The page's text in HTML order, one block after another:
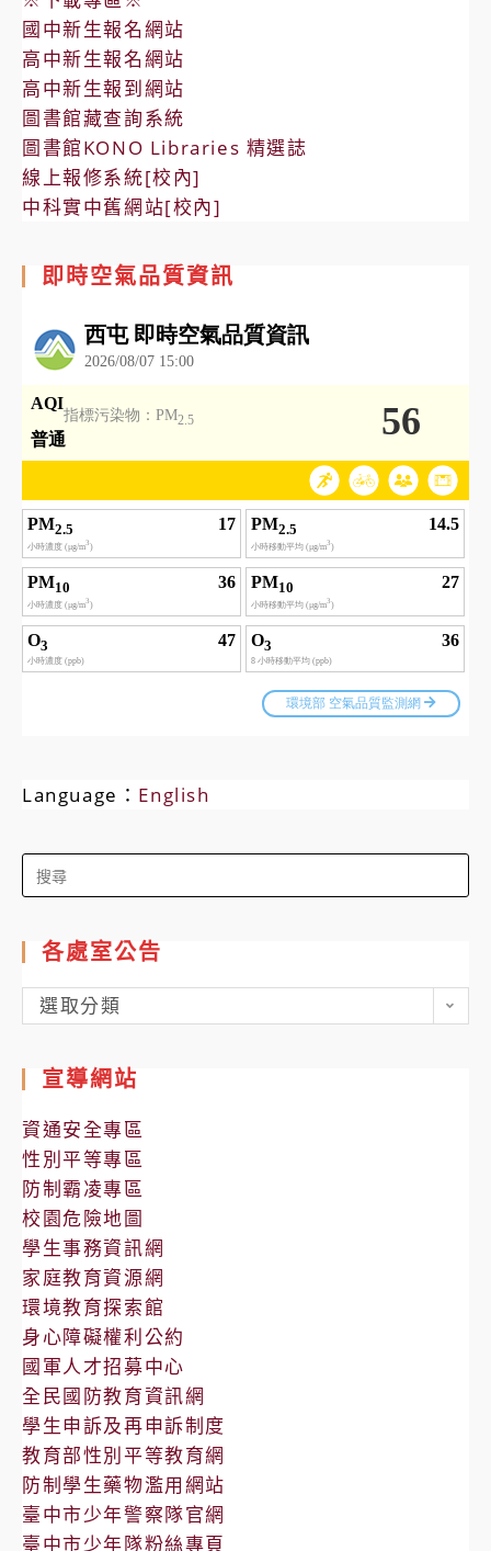
國中新生報名網站
高中新生報名網站
高中新生報到網站
圖書館藏查詢系統
圖書館KONO Libraries 精選誌
線上報修系統[校內]
中科實中舊網站[校內]
即時空氣品質資訊
Language： English
Search
for:
各處室公告
各
處
公
告
選取分類
宣導網站
資通安全專區
性別平等專區
防制霸凌專區
校園危險地圖
學生事務資訊網
家庭教育資源網
環境教育探索館
身心障礙權利公約
國軍人才招募中心
全民國防教育資訊網
學生申訴及再申訴制度
教育部性別平等教育網
防制學生藥物濫用網站
臺中市少年警察隊官網
臺中市少年隊粉絲專頁